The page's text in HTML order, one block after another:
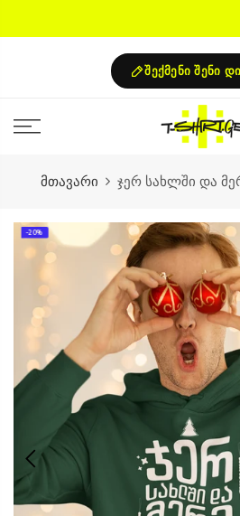
შექმენი შენი
მთავარი ჯერ სახლში და
-20%